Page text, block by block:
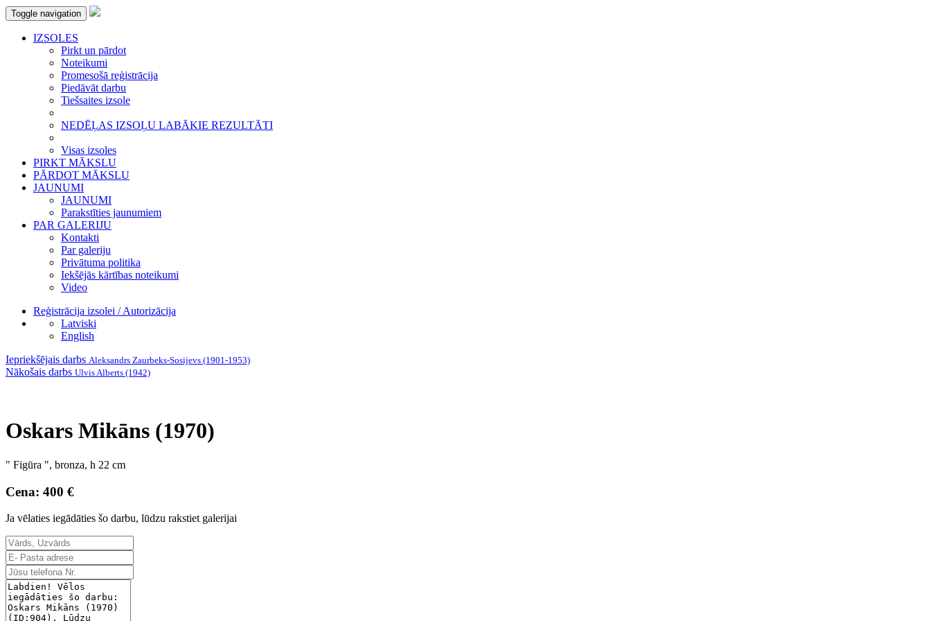
Toggle navigation
IZSOLES
Pirkt un pārdot
Noteikumi
Promesošā reģistrācija
Piedāvāt darbu
Tiešsaites izsole
NEDĒĻAS IZSOĻU LABĀKIE REZULTĀTI
Visas izsoles
PIRKT MĀKSLU
PĀRDOT MĀKSLU
JAUNUMI
JAUNUMI
Parakstīties jaunumiem
PAR GALERIJU
Kontakti
Par galeriju
Privātuma politika
Iekšējās kārtības noteikumi
Video
Reģistrācija izsolei / Autorizācija
Latviski
English
Iepriekšējais darbs Aleksandrs Zaurbeks-Sosijevs (1901-1953)
Nākošais darbs Ulvis Alberts (1942)
Oskars Mikāns (1970)
" Figūra ", bronza, h 22 cm
Cena: 400 €
Ja vēlaties iegādāties šo darbu, lūdzu rakstiet galerijai